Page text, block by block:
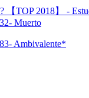
【TOP 2018】 -
Muerto
Ambivalente*